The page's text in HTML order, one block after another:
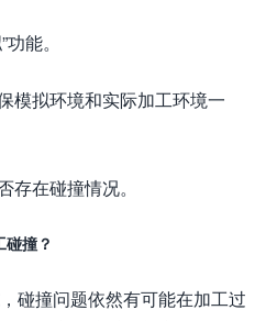
能。
模拟环境和实际加工环境一
存在碰撞情况。
碰撞？
碰撞问题依然有可能在加工过